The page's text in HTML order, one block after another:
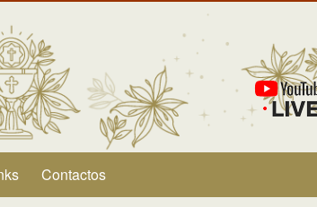
Contactos